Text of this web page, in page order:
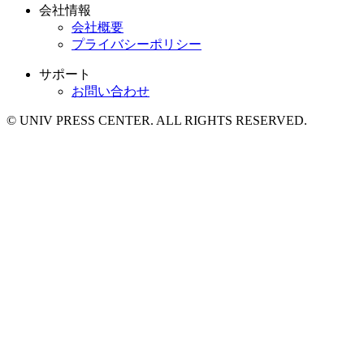
会社情報
会社概要
プライバシーポリシー
サポート
お問い合わせ
© UNIV PRESS CENTER. ALL RIGHTS RESERVED.